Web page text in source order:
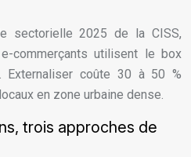
sectorielle 2025 de la CISS,
commerçants utilisent le box
Externaliser coûte 30 à 50 %
en zone urbaine dense.
trois approches de